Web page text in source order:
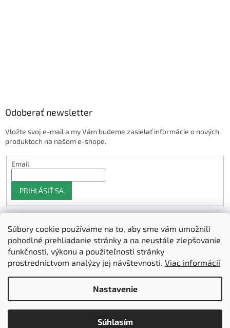
Súbory cookie používame na to, aby sme vám umožnili
pohodlné prehliadanie stránky a na neustále zlepšovanie
funkčnosti, výkonu a použiteľnosti stránky
prostredníctvom analýzy jej návštevnosti. Viac informácií
Nastavenie
Súhlasím
Odoberať newsletter
Vložte svoj e-mail a my Vám budeme zasielať informácie o nových
produktoch na našom e-shope.
Email
PRIHLÁSIŤ SA
Shoptet.sk
Upraviť nastavenie cookies